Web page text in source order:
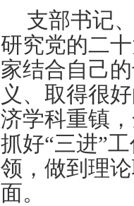
支部书记
研究党的二
家结合自己
义、取得很
济学科重镇
抓好“三进”
领，做到理
面。